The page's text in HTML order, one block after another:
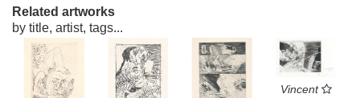
Related artworks
by title, artist, tags...
Vincent